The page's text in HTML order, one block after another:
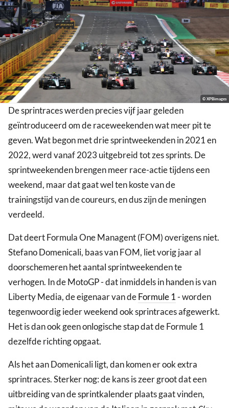
© XPBimages
De sprintraces werden precies vijf jaar geleden
geïntroduceerd om de raceweekenden wat meer pit te
geven. Wat begon met drie sprintweekenden in 2021 en
2022, werd vanaf 2023 uitgebreid tot zes sprints. De
sprintweekenden brengen meer race-actie tijdens een
weekend, maar dat gaat wel ten koste van de
trainingstijd van de coureurs, en dus zijn de meningen
verdeeld.
Dat deert Formula One Managent (FOM) overigens niet.
Stefano Domenicali, baas van FOM, liet vorig jaar al
doorschemeren het aantal sprintweekenden te
verhogen. In de MotoGP - dat inmiddels in handen is van
Liberty Media, de eigenaar van deFormule 1- worden
tegenwoordig ieder weekend ook sprintraces afgewerkt.
Het is dan ook geen onlogische stap dat de Formule 1
dezelfde richting opgaat.
Als het aan Domenicali ligt, dan komen er ook extra
sprintraces. Sterker nog: de kans is zeer groot dat een
uitbreiding van de sprintkalender plaats gaat vinden,